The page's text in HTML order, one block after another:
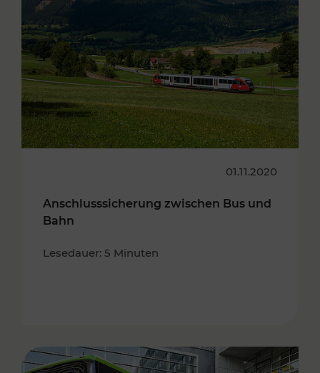
01.11.2020
Anschlusssicherung zwischen Bus und
Bahn
Lesedauer: 5 Minuten